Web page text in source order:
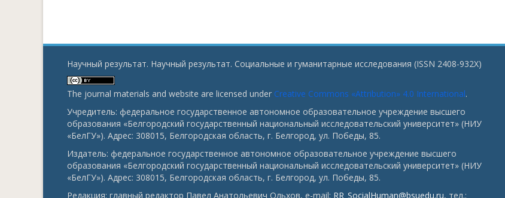
Научный результат. Научный результат. Социальные и гуманитарные исследования (ISSN 2408-932X)
The journal materials and website are licensed under Creative Commons «Attribution» 4.0 International.
Учредитель: федеральное государственное автономное образовательное учреждение высшего
образования «Белгородский государственный национальный исследовательский университет» (НИУ
«БелГУ»). Адрес: 308015, Белгородская область, г. Белгород, ул. Победы, 85.
Издатель: федеральное государственное автономное образовательное учреждение высшего
образования «Белгородский государственный национальный исследовательский университет» (НИУ
«БелГУ»). Адрес: 308015, Белгородская область, г. Белгород, ул. Победы, 85.
Редакция: главный редактор Павел Анатольевич Ольхов, e-mail: RR_SocialHuman@bsuedu.ru, тел.: